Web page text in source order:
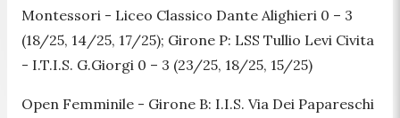
Montessori - Liceo Classico Dante Alighieri 0 – 3
(18/25, 14/25, 17/25); Girone P: LSS Tullio Levi Civita
- I.T.I.S. G.Giorgi 0 – 3 (23/25, 18/25, 15/25)
Open Femminile - Girone B: I.I.S. Via Dei Papareschi